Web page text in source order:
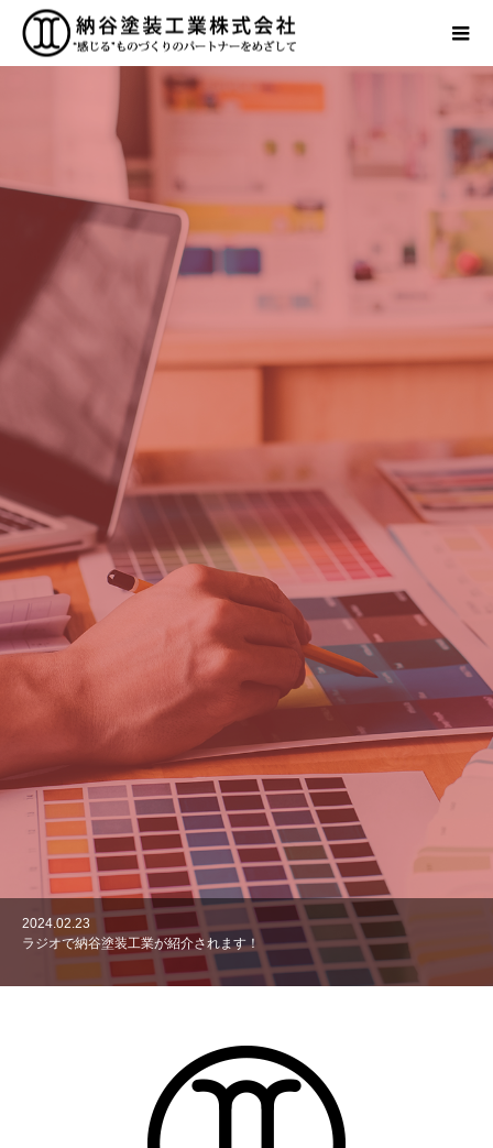
マルチメディア時代を支える人工衛星には電磁波障害を防ぐ塗装が施
されています
製品・工場設備案内
色の可能性・アイデアは無限大 性能は色彩によりコントロールでき
る
2024.02.23
ラジオで納谷塗装工業が紹介されます！